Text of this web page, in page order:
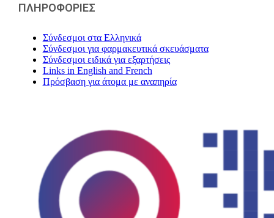
ΠΛΗΡΟΦΟΡΙΕΣ
Σύνδεσμοι στα Ελληνικά
Σύνδεσμοι για φαρμακευτικά σκευάσματα
Σύνδεσμοι ειδικά για εξαρτήσεις
Links in English and French
Πρόσβαση για άτομα με αναπηρία